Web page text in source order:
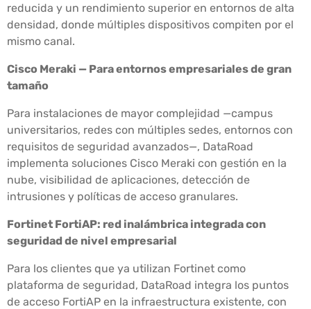
reducida y un rendimiento superior en entornos de alta
densidad, donde múltiples dispositivos compiten por el
mismo canal.
Cisco Meraki — Para entornos empresariales de gran
tamaño
Para instalaciones de mayor complejidad —campus
universitarios, redes con múltiples sedes, entornos con
requisitos de seguridad avanzados—, DataRoad
implementa soluciones Cisco Meraki con gestión en la
nube, visibilidad de aplicaciones, detección de
intrusiones y políticas de acceso granulares.
Fortinet FortiAP: red inalámbrica integrada con
seguridad de nivel empresarial
Para los clientes que ya utilizan Fortinet como
plataforma de seguridad, DataRoad integra los puntos
de acceso FortiAP en la infraestructura existente, con